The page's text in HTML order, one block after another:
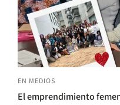
EN MEDIOS
El emprendimiento